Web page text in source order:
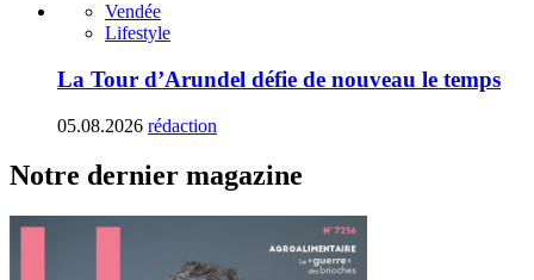
Vendée
Lifestyle
La Tour d’Arundel défie de nouveau le temps
05.08.2026 rédaction
Notre dernier magazine